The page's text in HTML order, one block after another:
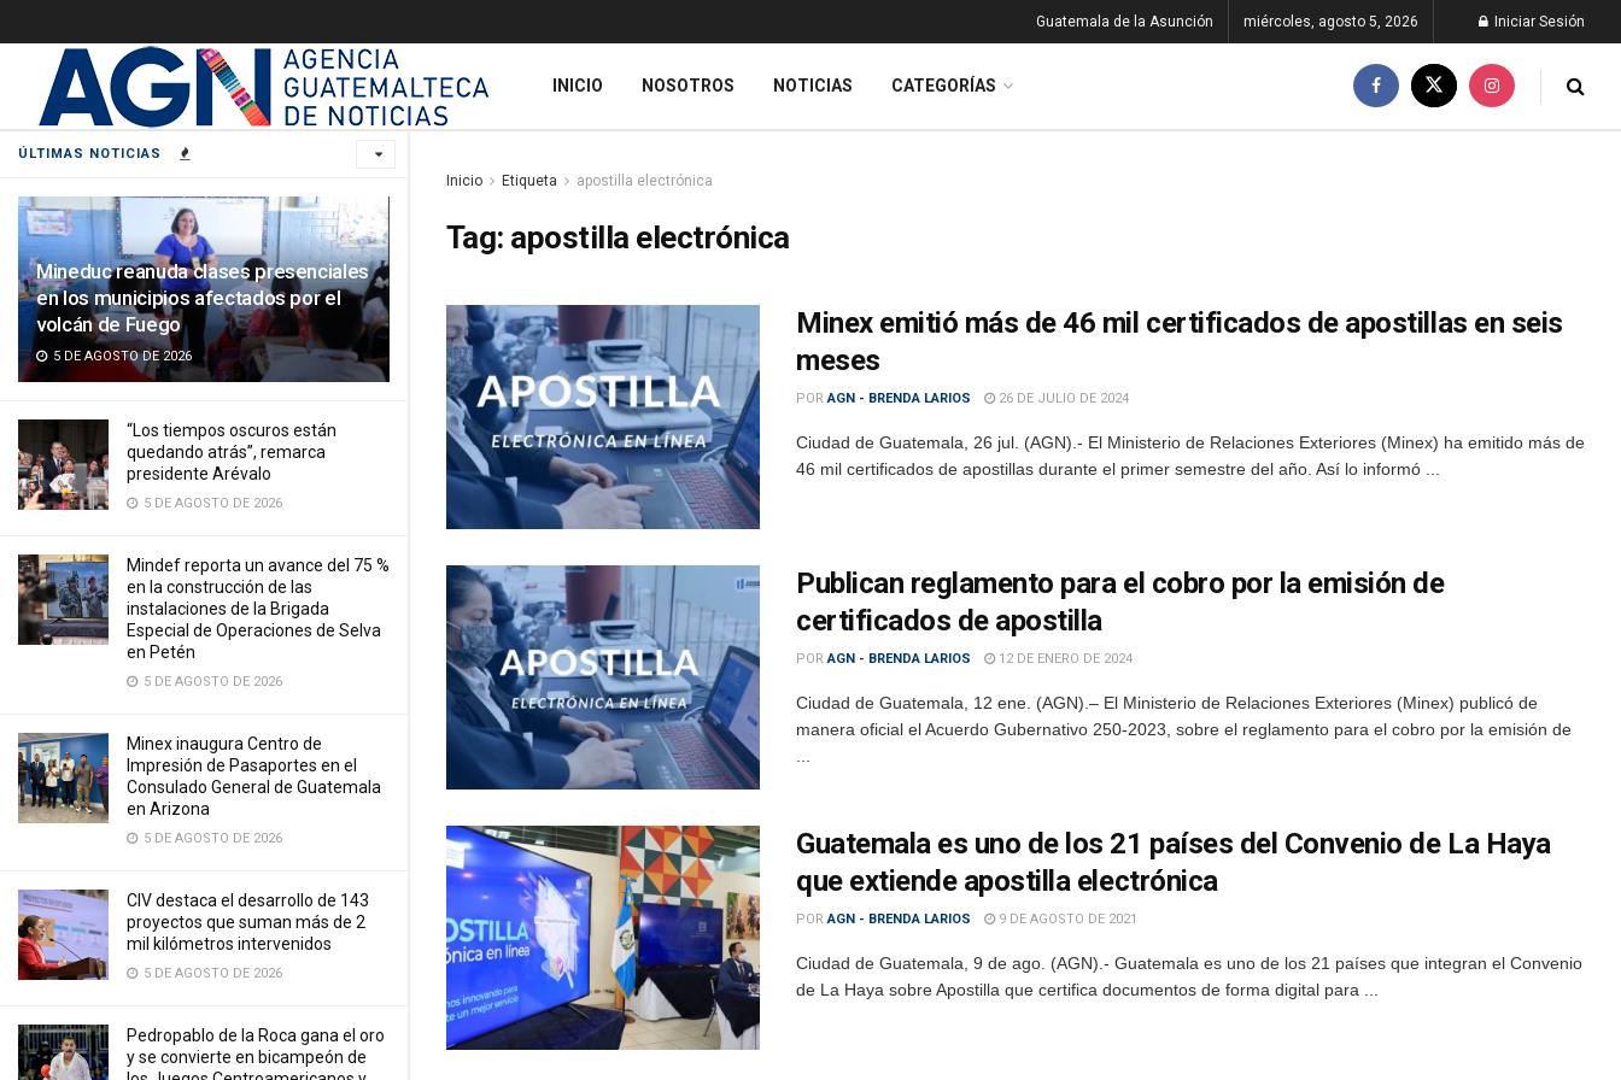
ÚLTIMAS NOTICIAS
Mineduc reanuda clases presenciales
en los municipios afectados por el
volcán de Fuego
5 DE AGOSTO DE 2026
“Los tiempos oscuros están
quedando atrás”, remarca
presidente Arévalo
5 DE AGOSTO DE 2026
Mindef reporta un avance del 75 %
en la construcción de las
instalaciones de la Brigada
Especial de Operaciones de Selva
en Petén
5 DE AGOSTO DE 2026
Minex inaugura Centro de
Impresión de Pasaportes en el
Consulado General de Guatemala
en Arizona
5 DE AGOSTO DE 2026
CIV destaca el desarrollo de 143
proyectos que suman más de 2
mil kilómetros intervenidos
5 DE AGOSTO DE 2026
Pedropablo de la Roca gana el oro
y se convierte en bicampeón de
Guatemala de la Asunción miércoles, agosto 5, 2026 Iniciar Sesión
INICIO NOSOTROS NOTICIAS CATEGORÍAS
Inicio Etiqueta apostilla electrónica
Tag: apostilla electrónica
Minex emitió más de 46 mil certificados de apostillas en seis
meses
POR AGN - BRENDA LARIOS 26 DE JULIO DE 2024
Ciudad de Guatemala, 26 jul. (AGN).- El Ministerio de Relaciones Exteriores (Minex) ha emitido más de
46 mil certificados de apostillas durante el primer semestre del año. Así lo informó ...
Publican reglamento para el cobro por la emisión de
certificados de apostilla
POR AGN - BRENDA LARIOS 12 DE ENERO DE 2024
Ciudad de Guatemala, 12 ene. (AGN).– El Ministerio de Relaciones Exteriores (Minex) publicó de
manera oficial el Acuerdo Gubernativo 250-2023, sobre el reglamento para el cobro por la emisión de
Guatemala es uno de los 21 países del Convenio de La Haya
que extiende apostilla electrónica
POR AGN - BRENDA LARIOS 9 DE AGOSTO DE 2021
Ciudad de Guatemala, 9 de ago. (AGN).- Guatemala es uno de los 21 países que integran el Convenio
de La Haya sobre Apostilla que certifica documentos de forma digital para ...